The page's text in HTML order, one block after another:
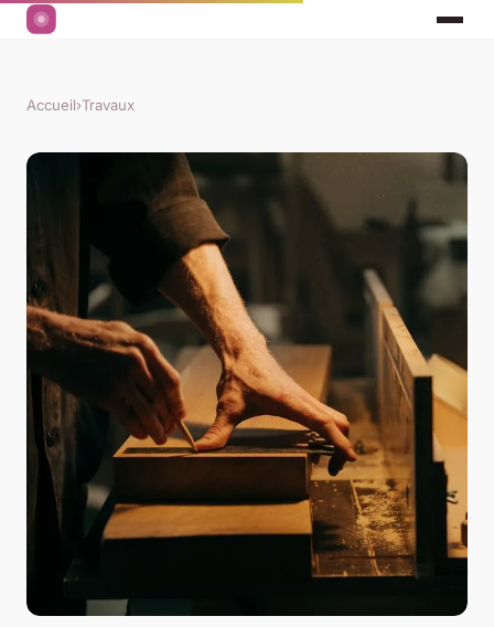
Accueil›Travaux